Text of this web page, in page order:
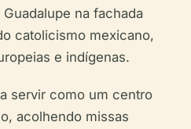
na fachada
catolicismo mexicano,
e indígenas.
servir como um centro
acolhendo missas